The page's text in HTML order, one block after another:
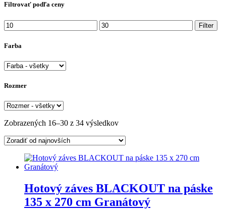
Filtrovať podľa ceny
Minimálna
cena
Maximálna
cena
Filter
Farba
Rozmer
Zobrazených 16–30 z 34 výsledkovZoradené
najnovších
Hotový záves BLACKOUT na páske
135 x 270 cm Granátový